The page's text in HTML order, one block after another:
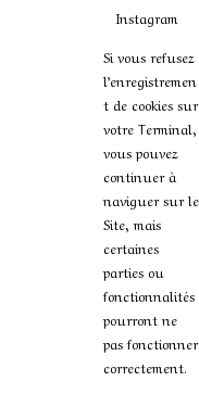
Instagram
Si vous refusez
l’enregistremen
t de cookies sur
votre Terminal,
vous pouvez
continuer à
naviguer sur le
Site, mais
certaines
parties ou
fonctionnalités
pourront ne
pas fonctionner
correctement.